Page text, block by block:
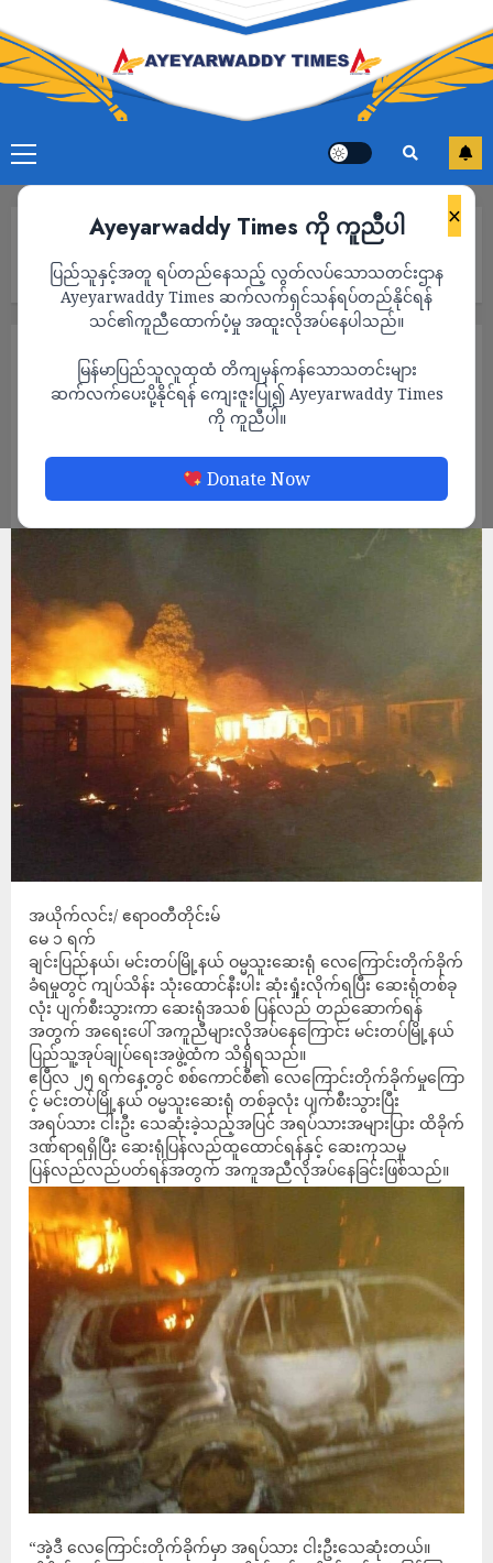
×
Ayeyarwaddy Times ကို ကူညီပါ
ပြည်သူနှင့်အတူ ရပ်တည်နေသည့် လွတ်လပ်သောသတင်းဌာန
Ayeyarwaddy Times ဆက်လက်ရှင်သန်ရပ်တည်နိုင်ရန်
သင်၏ကူညီထောက်ပံ့မှု အထူးလိုအပ်နေပါသည်။
မြန်မာပြည်သူလူထုထံ တိကျမှန်ကန်သောသတင်းများ
ဆက်လက်ပေးပို့နိုင်ရန် ကျေးဇူးပြု၍ Ayeyarwaddy Times
ကို ကူညီပါ။
Donate Now
နီးပါး ဆုံးရှုံးပြီး ဆေးရုံတစ်ခုလုံးပျက်စီး
ဝမ္မသူးဆေးရုံ လေကြောင်းတိုက်ခိုက်ခံရမှုတွင်
ကျပ်သိန်း သုံးထောင်နီးပါး ဆုံးရှုံးပြီး ဆေးရုံ
တစ်ခုလုံးပျက်စီး
ADMIN MAY 2, 2024
အယိုက်လင်း/ ဧရာဝတီတိုင်းမ်
မေ ၁ ရက်
ချင်းပြည်နယ်၊ မင်းတပ်မြို့နယ် ဝမ္မသူးဆေးရုံ လေကြောင်းတိုက်ခိုက်
ခံရမှုတွင် ကျပ်သိန်း သုံးထောင်နီးပါး ဆုံးရှုံးလိုက်ရပြီး ဆေးရုံတစ်ခု
လုံး ပျက်စီးသွားကာ ဆေးရုံအသစ် ပြန်လည် တည်ဆောက်ရန်
အတွက် အရေးပေါ် အကူညီများလိုအပ်နေကြောင်း မင်းတပ်မြို့နယ်
ပြည်သူ့အုပ်ချုပ်ရေးအဖွဲ့ထံက သိရှိရသည်။
ဧပြီလ ၂၅ ရက်နေ့တွင် စစ်ကောင်စီ၏ လေကြောင်းတိုက်ခိုက်မှုကြော
င့် မင်းတပ်မြို့နယ် ဝမ္မသူးဆေးရုံ တစ်ခုလုံး ပျက်စီးသွားပြီး
အရပ်သား ငါးဦး သေဆုံးခဲ့သည့်အပြင် အရပ်သားအများပြား ထိခိုက်
ဒဏ်ရာရရှိပြီး ဆေးရုံပြန်လည်ထူထောင်ရန်နှင့် ဆေးကုသမှု
ပြန်လည်လည်ပတ်ရန်အတွက် အကူအညီလိုအပ်နေခြင်းဖြစ်သည်။
“အဲ့ဒီ လေကြောင်းတိုက်ခိုက်မှာ အရပ်သား ငါးဦးသေဆုံးတယ်။